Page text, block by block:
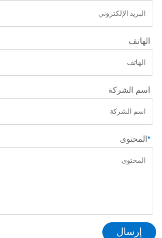
الهاتف
اسم الشركة
*المحتوى
إرسال